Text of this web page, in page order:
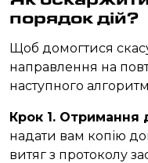
порядок дій?
Щоб домогтися
направлення на
наступного
Крок 1. Отримання
надати вам копію
витяг з протоколу